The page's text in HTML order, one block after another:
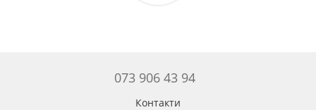
073 906 43 94
Контакти